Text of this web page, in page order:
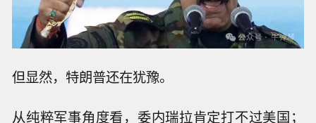
但显然，特朗普还在犹豫。
从纯粹军事角度看，委内瑞拉肯定打不过美国；